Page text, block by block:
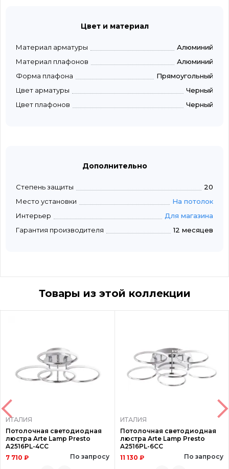
Цвет и материал
Материал арматуры
Алюминий
Материал плафонов
Алюминий
Форма плафона
Прямоугольный
Цвет арматуры
Черный
Цвет плафонов
Черный
Дополнительно
Степень защиты
20
Место установки
На потолок
Интерьер
Для магазина
Гарантия производителя
12 месяцев
Товары из этой коллекции
ИТАЛИЯ
Потолочная светодиодная
люстра Arte Lamp Presto
A2516PL-4CC
7 710 ₽
По запросу
ИТАЛИЯ
Потолочная светодиодная
люстра Arte Lamp Presto
A2516PL-6CC
11 130 ₽
По запросу